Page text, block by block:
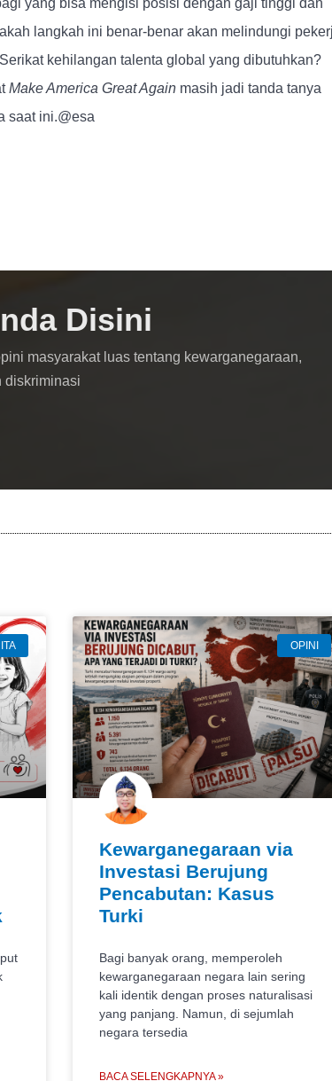
langkah ini benar-benar akan melindungi
kehilangan talenta global yang dibutuhkan?
Make America Great Againmasih jadi tanda tanya
saat ini.@esa
Disini
masyarakat luas tentang kewarganegaraan,
diskriminasi
OPINI
Kewarganegaraan via
Investasi Berujung
Pencabutan: Kasus
Turki
Bagi banyak orang, memperoleh
kewarganegaraan negara lain sering
kali identik dengan proses naturalisasi
yang panjang. Namun, di sejumlah
negara tersedia
BACA SELENGKAPNYA »